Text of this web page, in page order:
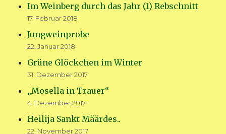
Im Weinberg durch das Jahr (1) Rebschnitt
17. Februar 2018
Jungweinprobe
22. Januar 2018
Grüne Glöckchen im Winter
31. Dezember 2017
„Mosella in Trauer“
4. Dezember 2017
Heilija Sankt Määrdes..
22. November 2017